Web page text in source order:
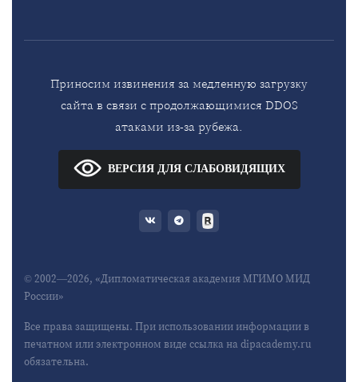
Приносим извинения за медленную загрузку
сайта в связи с продолжающимися DDOS
атаками из-за рубежа.
ВЕРСИЯ ДЛЯ СЛАБОВИДЯЩИХ
© 2002—2026, «Дипломатическая академия МГИМО МИД
России»
Все права защищены. При использовании информации в
печатном или электронном виде ссылка на dipacademy.ru
обязательна.